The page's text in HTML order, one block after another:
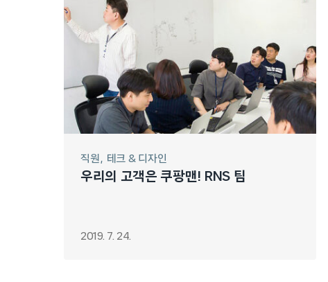
직원 테크 & 디자인
우리의 고객은 쿠팡맨! RNS 팀
2019. 7. 24.